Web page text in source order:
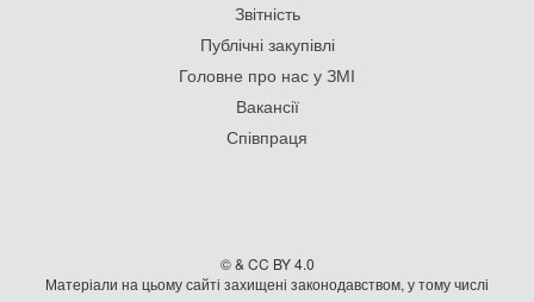
Звітність
Публічні закупівлі
Головне про нас у ЗМІ
Вакансії
Співпраця
© & CC BY 4.0
Матеріали на цьому сайті захищені законодавством, у тому числі